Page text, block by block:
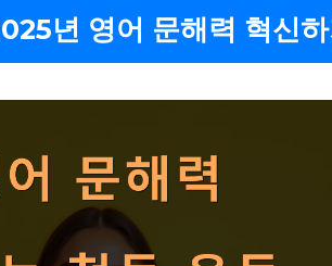
년 영어 문해력 혁신